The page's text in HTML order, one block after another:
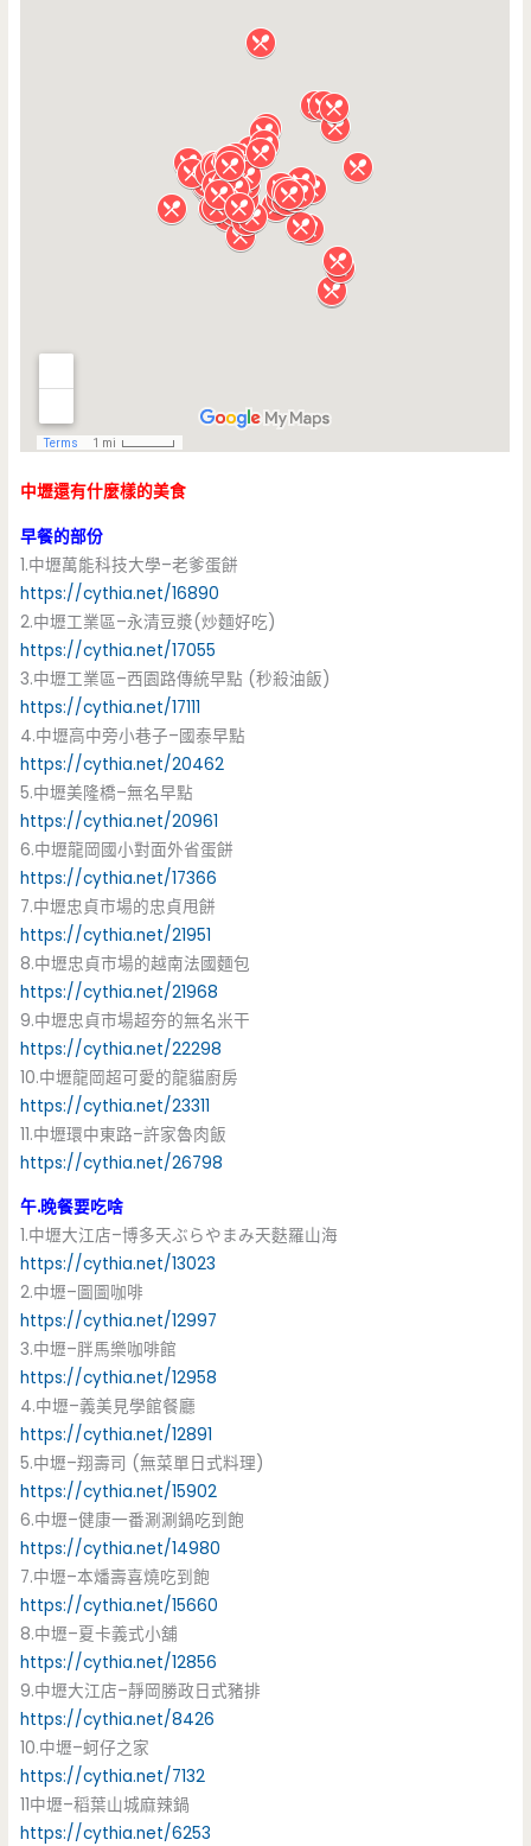
中壢還有什麼樣的美食
早餐的部份
1.中壢萬能科技大學–老爹蛋餅
https://cythia.net/16890
2.中壢工業區–永清豆漿(炒麵好吃)
https://cythia.net/17055
3.中壢工業區–西園路傳統早點 (秒殺油飯)
https://cythia.net/17111
4.中壢高中旁小巷子–國泰早點
https://cythia.net/20462
5.中壢美隆橋–無名早點
https://cythia.net/20961
6.中壢龍岡國小對面外省蛋餅
https://cythia.net/17366
7.中壢忠貞市場的忠貞甩餅
https://cythia.net/21951
8.中壢忠貞市場的越南法國麵包
https://cythia.net/21968
9.中壢忠貞市場超夯的無名米干
https://cythia.net/22298
10.中壢龍岡超可愛的龍貓廚房
https://cythia.net/23311
11.中壢環中東路–許家魯肉飯
https://cythia.net/26798
午.晚餐要吃啥
1.中壢大江店–博多天ぶらやまみ天麩羅山海
https://cythia.net/13023
2.中壢–圖圖咖啡
https://cythia.net/12997
3.中壢–胖馬樂咖啡館
https://cythia.net/12958
4.中壢–義美見學館餐廳
https://cythia.net/12891
5.中壢–翔壽司 (無菜單日式料理)
https://cythia.net/15902
6.中壢–健康一番涮涮鍋吃到飽
https://cythia.net/14980
7.中壢–本燔壽喜燒吃到飽
https://cythia.net/15660
8.中壢–夏卡義式小舖
https://cythia.net/12856
9.中壢大江店–靜岡勝政日式豬排
https://cythia.net/8426
10.中壢–蚵仔之家
https://cythia.net/7132
11中壢–稻葉山城麻辣鍋
https://cythia.net/6253